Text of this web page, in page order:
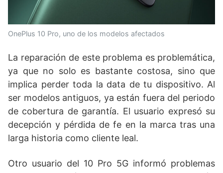
OnePlus 10 Pro, uno de los modelos afectados
La reparación de este problema es problemática,
ya que no solo es bastante costosa, sino que
implica perder toda la data de tu dispositivo. Al
ser modelos antiguos, ya están fuera del periodo
de cobertura de garantía. El usuario expresó su
decepción y pérdida de fe en la marca tras una
larga historia como cliente leal.
Otro usuario del 10 Pro 5G informó problemas